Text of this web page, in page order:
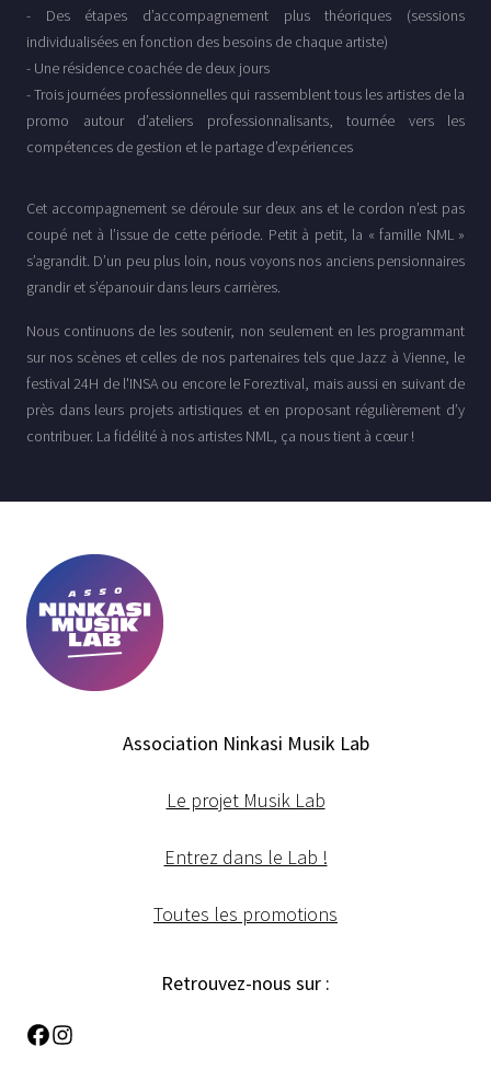
- Des étapes d’accompagnement plus théoriques (sessions
individualisées en fonction des besoins de chaque artiste)
- Une résidence coachée de deux jours
- Trois journées professionnelles qui rassemblent tous les artistes de la
promo autour d’ateliers professionnalisants, tournée vers les
compétences de gestion et le partage d’expériences
Cet accompagnement se déroule sur deux ans et le cordon n’est pas
coupé net à l’issue de cette période. Petit à petit, la « famille NML »
s’agrandit. D’un peu plus loin, nous voyons nos anciens pensionnaires
grandir et s’épanouir dans leurs carrières.
Nous continuons de les soutenir, non seulement en les programmant
sur nos scènes et celles de nos partenaires tels que Jazz à Vienne, le
festival 24H de l'INSA ou encore le Foreztival, mais aussi en suivant de
près dans leurs projets artistiques et en proposant régulièrement d’y
contribuer. La fidélité à nos artistes NML, ça nous tient à cœur !
Association Ninkasi Musik Lab
Le projet Musik Lab
Entrez dans le Lab !
Toutes les promotions
Retrouvez-nous sur :